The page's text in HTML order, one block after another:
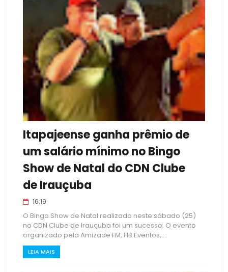
Itapajeense ganha prêmio de
um salário mínimo no Bingo
Show de Natal do CDN Clube
de Irauçuba
16:19
O Bingo Show de Natal realizado neste sábado (25)
no CDN Clube de Irauçuba foi um sucesso. O evento
organizado pela Amizade FM, HB Eventos, ...
LEIA MAIS